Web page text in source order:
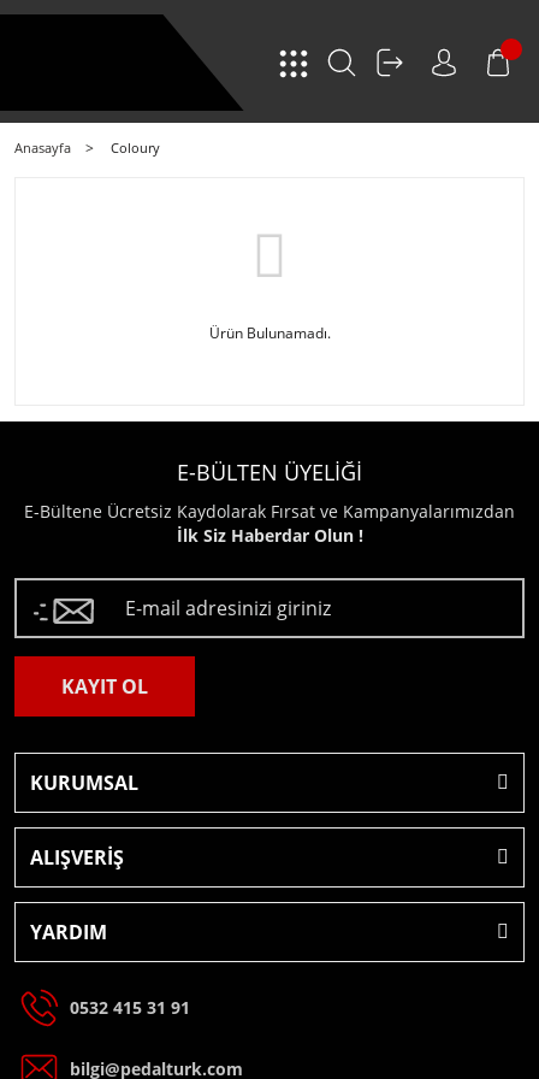
Anasayfa Coloury
Ürün Bulunamadı.
E-BÜLTEN ÜYELİĞİ
E-Bültene Ücretsiz Kaydolarak Fırsat ve Kampanyalarımızdan
İlk Siz Haberdar Olun !
KAYIT OL
KURUMSAL
ALIŞVERİŞ
YARDIM
0532 415 31 91
bilgi@pedalturk.com